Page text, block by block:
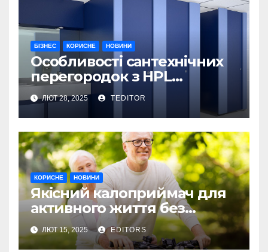
БІЗНЕС КОРИСНЕ НОВИНИ
Особливості сантехнічних
перегородок з HPL
пластику та полікарбонату
ЛЮТ 28, 2025 TEDITOR
КОРИСНЕ НОВИНИ
Якісний калоприймач для
активного життя без
обмежень
ЛЮТ 15, 2025 EDITORS